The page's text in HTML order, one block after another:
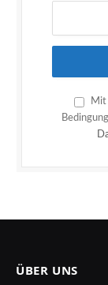
Mit
ÜBER UNS